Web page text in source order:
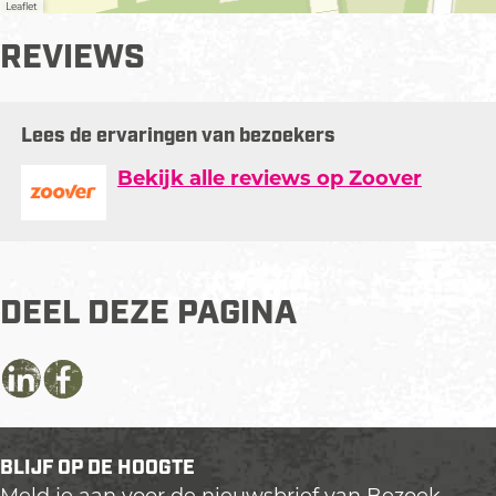
n
b
e
Leaflet
REVIEWS
Lees de ervaringen van bezoekers
Bekijk alle reviews op Zoover
DEEL DEZE PAGINA
D
l
D
l
l
BLIJF OP DE HOOGTE